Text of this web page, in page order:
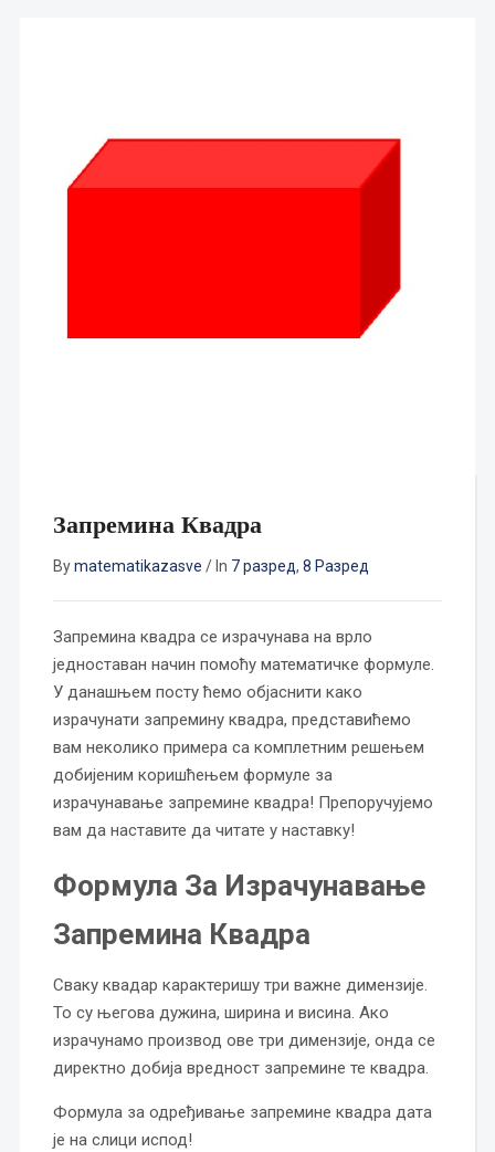
Запремина Квадра
Bymatematikazasve / In 7 разред, 8 Разред
Запремина квадра се израчунава на врло
једноставан начин помоћу математичке формуле.
У данашњем посту ћемо објаснити како
израчунати запремину квадра, представићемо
вам неколико примера са комплетним решењем
добијеним коришћењем формуле за
израчунавање запремине квадра! Препоручујемо
вам да наставите да читате у наставку!
Формула За Израчунавање
Запремина Квадра
Сваку квадар карактеришу три важне димензије.
То су његова дужина, ширина и висина. Ако
израчунамо производ ове три димензије, онда се
директно добија вредност запремине те квадра.
Формула за одређивање запремине квадра дата
је на слици испод!